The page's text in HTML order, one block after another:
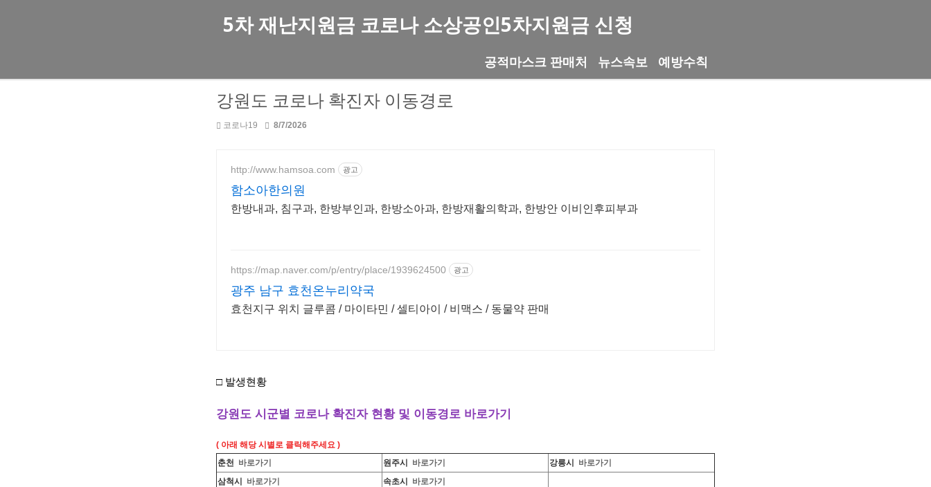
5차 재난지원금 코로나 소상공인5차지원금 신청
공적마스크 판매처 뉴스속보 예방수칙
강원도 코로나 확진자 이동경로
코로나19 8/7/2026
http://www.hamsoa.com 광고
함소아한의원
한방내과, 침구과, 한방부인과, 한방소아과, 한방재활의학과, 한방안 이비인후피부과
https://map.naver.com/p/entry/place/1939624500 광고
광주 남구 효천온누리약국
효천지구 위치 글루콤 / 마이타민 / 셀티아이 / 비맥스 / 동물약 판매
□ 발생현황
강원도 시군별 코로나 확진자 현황 및 이동경로 바로가기
( 아래 해당 시별로 클릭해주세요 )
춘천 바로가기 원주시 바로가기 강릉시 바로가기
삼척시 바로가기 속초시 바로가기